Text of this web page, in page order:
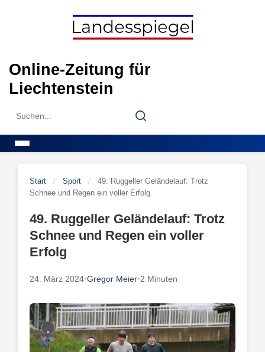
Online-Zeitung für
Liechtenstein
Search
Search
Start / Sport /
49. Ruggeller Geländelauf: Trotz
Schnee und Regen ein voller Erfolg
49. Ruggeller Geländelauf: Trotz
Schnee und Regen ein voller
Erfolg
24. März 2024•Gregor Meier•2 Minuten